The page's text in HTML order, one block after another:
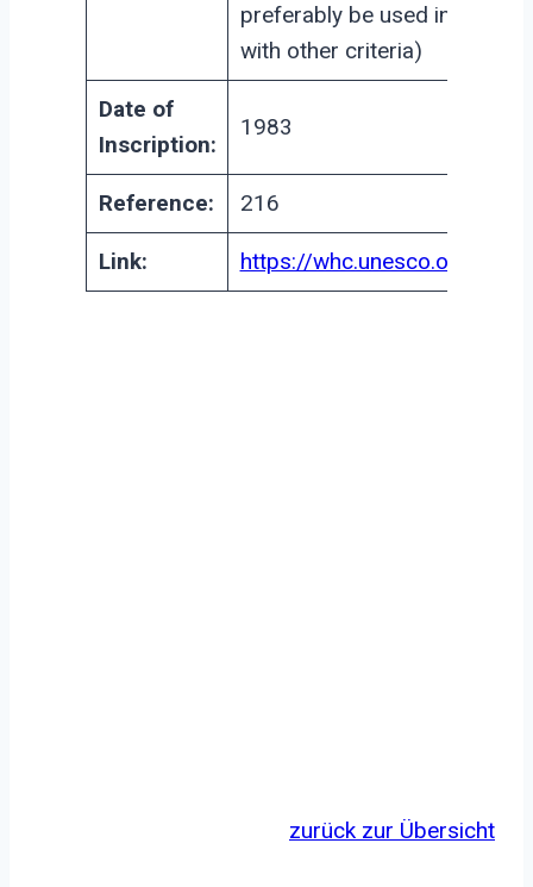
preferably be used in
with other criteria)
Date of
Inscription:
1983
Reference: 216
Link: https://whc.unesco.org/en/
zurück zur Übersicht